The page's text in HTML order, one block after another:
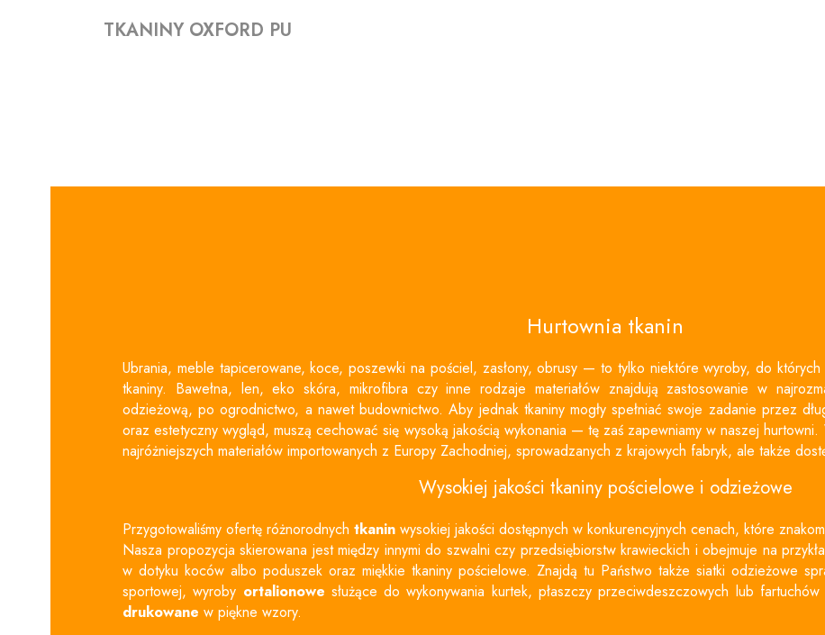
TKANINY OXFORD PU
Hurtownia tkanin
Ubrania, meble tapicerowane, koce, poszewki na pościel, zasłony, obrusy — to tylko niektóre wyroby, do
tkaniny. Bawełna, len, eko skóra, mikrofibra czy inne rodzaje materiałów znajdują zastosowanie w
odzieżową, po ogrodnictwo, a nawet budownictwo. Aby jednak tkaniny mogły spełniać swoje zadanie przez
oraz estetyczny wygląd, muszą cechować się wysoką jakością wykonania — tę zaś zapewniamy w naszej hurtowni.
najróżniejszych materiałów importowanych z Europy Zachodniej, sprowadzanych z krajowych fabryk, ale także
Wysokiej jakości tkaniny pościelowe i odzieżowe
Przygotowaliśmy ofertę różnorodnych tkanin wysokiej jakości dostępnych w konkurencyjnych cenach, które
Nasza propozycja skierowana jest między innymi do szwalni czy przedsiębiorstw krawieckich i obejmuje na
w dotyku koców albo poduszek oraz miękkie tkaniny pościelowe. Znajdą tu Państwo także siatki odzieżowe
sportowej, wyroby ortalionowe służące do wykonywania kurtek, płaszczy przeciwdeszczowych lub
drukowane w piękne wzory.